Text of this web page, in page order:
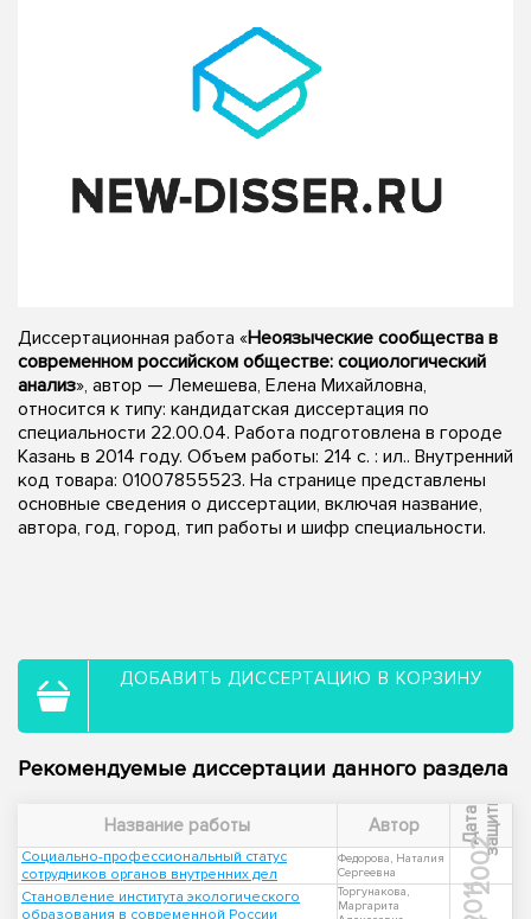
Диссертационная работа «Неоязыческие сообщества в
современном российском обществе: социологический
анализ», автор — Лемешева, Елена Михайловна,
относится к типу: кандидатская диссертация по
специальности 22.00.04. Работа подготовлена в городе
Казань в 2014 году. Объем работы: 214 с. : ил.. Внутренний
код товара: 01007855523. На странице представлены
основные сведения о диссертации, включая название,
автора, год, город, тип работы и шифр специальности.
ДОБАВИТЬ ДИССЕРТАЦИЮ В КОРЗИНУ
Рекомендуемые диссертации данного раздела
Название работы Автор Д
а
т
а
з
а
щ
и
ты
Социально-профессиональный статус
сотрудников органов внутренних дел
Федорова, Наталия
Сергеевна
2002
Становление института экологического
образования в современной России
Торгунакова,
Маргарита
2011